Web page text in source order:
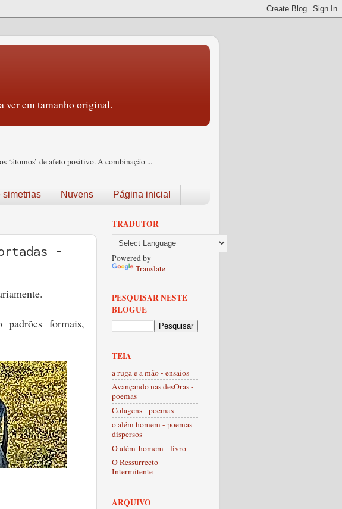
ver em tamanho original.
‘átomos’ de afeto positivo. A combinação ...
simetrias Nuvens Página inicial
-
padrões formais,
TRADUTOR
Powered by
Translate
PESQUISAR NESTE
BLOGUE
TEIA
a ruga e a mão - ensaios
Avançando nas desOras -
poemas
Colagens - poemas
o além homem - poemas
dispersos
O além-homem - livro
O Ressurrecto
Intermitente
ARQUIVO